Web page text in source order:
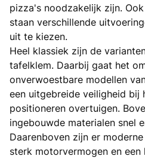
pizza's noodzakelijk zijn.
staan verschillende
uit te kiezen.
Heel klassiek zijn de
tafelklem. Daarbij gaat het
onverwoestbare modellen
een uitgebreide veiligheid bij
positioneren overtuigen.
ingebouwde materialen snel
Daarenboven zijn er
sterk motorvermogen en